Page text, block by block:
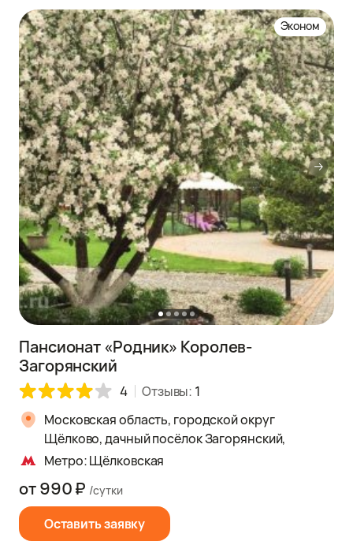
Эконом
Пансионат «Родник» Королев-
Загорянский
4 Отзывы: 1
Московская область, городской округ
Щёлково, дачный посёлок Загорянский,
Метро: Щёлковская
Оставить заявку
от 990 ₽ /сутки